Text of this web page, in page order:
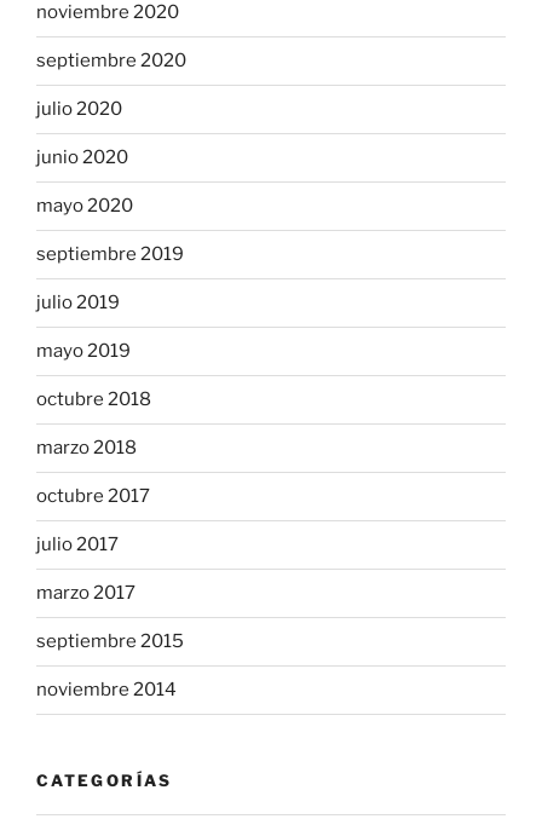
noviembre 2020
septiembre 2020
julio 2020
junio 2020
mayo 2020
septiembre 2019
julio 2019
mayo 2019
octubre 2018
marzo 2018
octubre 2017
julio 2017
marzo 2017
septiembre 2015
noviembre 2014
CATEGORÍAS